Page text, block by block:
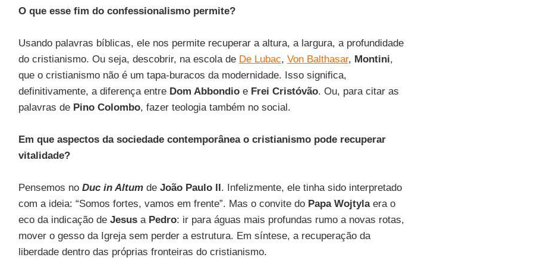
O que esse fim do confessionalismo permite?
Usando palavras bíblicas, ele nos permite recuperar a altura, a largura, a profundidade
do cristianismo. Ou seja, descobrir, na escola de De Lubac, Von Balthasar, Montini,
que o cristianismo não é um tapa-buracos da modernidade. Isso significa,
definitivamente, a diferença entre Dom Abbondioe Frei Cristóvão. Ou, para citar as
palavras de Pino Colombo, fazer teologia também no social.
Em que aspectos da sociedade contemporânea o cristianismo pode recuperar
vitalidade?
Pensemos no Duc in Altum de João Paulo II. Infelizmente, ele tinha sido interpretado
com a ideia: “Somos fortes, vamos em frente”. Mas o convite do Papa Wojtylaera o
eco da indicação de Jesusa Pedro: ir para águas mais profundas rumo a novas rotas,
mover o gesso da Igreja sem perder a estrutura. Em síntese, a recuperação da
liberdade dentro das próprias fronteiras do cristianismo.